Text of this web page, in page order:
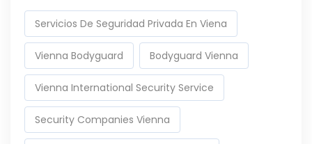
Servicios De Seguridad Privada En Viena
Vienna Bodyguard Bodyguard Vienna
Vienna International Security Service
Security Companies Vienna